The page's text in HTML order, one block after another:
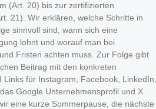
(Art. 20) bis zur zertifizierten
21). Wir erklären, welche Schritte in
sinnvoll sind, wann sich eine
lohnt und worauf man bei
Fristen achten muss. Zur Folge gibt
Beitrag mit den konkreten
Links für Instagram, Facebook, LinkedIn,
Google Unternehmensprofil und X.
eine kurze Sommerpause, die nächste